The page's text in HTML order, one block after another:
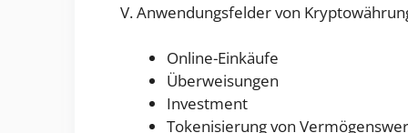
V. Anwendungsfelder von
Online-Einkäufe
Überweisungen
Investment
Tokenisierung von